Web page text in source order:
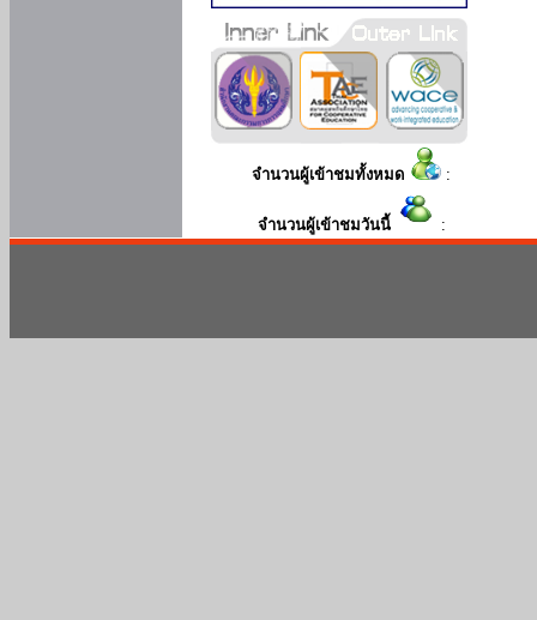
จำนวนผู้เข้าชมทั้งหมด :
จำนวนผู้เข้าชมวันนี้ :